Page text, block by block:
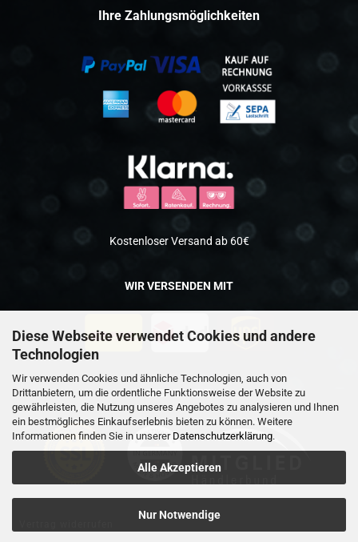
Diese Webseite verwendet Cookies und andere
Technologien
Wir verwenden Cookies und ähnliche Technologien, auch von
Drittanbietern, um die ordentliche Funktionsweise der Website zu
gewährleisten, die Nutzung unseres Angebotes zu analysieren und Ihnen
ein bestmögliches Einkaufserlebnis bieten zu können. Weitere
Informationen finden Sie in unserer Datenschutzerklärung.
Alle Akzeptieren
Nur Notwendige
Ihre Zahlungsmöglichkeiten
Kostenloser Versand ab 60€
WIR VERSENDEN MIT
SICHERHEIT